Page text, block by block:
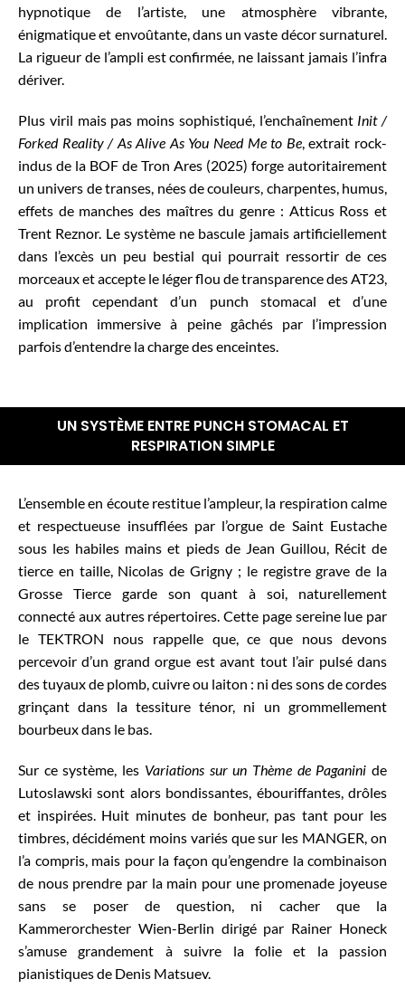
hypnotique de l’artiste, une atmosphère vibrante,
énigmatique et envoûtante, dans un vaste décor surnaturel.
La rigueur de l’ampli est confirmée, ne laissant jamais l’infra
dériver.
Plus viril mais pas moins sophistiqué, l’enchaînement Init /
Forked Reality / As Alive As You Need Me to Be, extrait rock-
indus de la BOF de Tron Ares (2025) forge autoritairement
un univers de transes, nées de couleurs, charpentes, humus,
effets de manches des maîtres du genre : Atticus Ross et
Trent Reznor. Le système ne bascule jamais artificiellement
dans l’excès un peu bestial qui pourrait ressortir de ces
morceaux et accepte le léger flou de transparence des AT23,
au profit cependant d’un punch stomacal et d’une
implication immersive à peine gâchés par l’impression
parfois d’entendre la charge des enceintes.
UN SYSTÈME ENTRE PUNCH STOMACAL ET
RESPIRATION SIMPLE
L’ensemble en écoute restitue l’ampleur, la respiration calme
et respectueuse insufflées par l’orgue de Saint Eustache
sous les habiles mains et pieds de Jean Guillou, Récit de
tierce en taille, Nicolas de Grigny ; le registre grave de la
Grosse Tierce garde son quant à soi, naturellement
connecté aux autres répertoires. Cette page sereine lue par
le TEKTRON nous rappelle que, ce que nous devons
percevoir d’un grand orgue est avant tout l’air pulsé dans
des tuyaux de plomb, cuivre ou laiton : ni des sons de cordes
grinçant dans la tessiture ténor, ni un grommellement
bourbeux dans le bas.
Sur ce système, les Variations sur un Thème de Paganini de
Lutoslawski sont alors bondissantes, ébouriffantes, drôles
et inspirées. Huit minutes de bonheur, pas tant pour les
timbres, décidément moins variés que sur les MANGER, on
l’a compris, mais pour la façon qu’engendre la combinaison
de nous prendre par la main pour une promenade joyeuse
sans se poser de question, ni cacher que la
Kammerorchester Wien-Berlin dirigé par Rainer Honeck
s’amuse grandement à suivre la folie et la passion
pianistiques de Denis Matsuev.